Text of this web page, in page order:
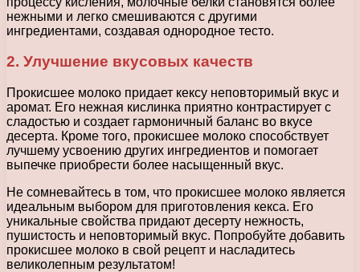
нежными и легко смешиваются с другими
ингредиентами, создавая однородное тесто.
2. Улучшение вкусовых качеств
Прокисшее молоко придает кексу неповторимый вкус и
аромат. Его нежная кислинка приятно контрастирует с
сладостью и создает гармоничный баланс во вкусе
десерта. Кроме того, прокисшее молоко способствует
лучшему усвоению других ингредиентов и помогает
выпечке приобрести более насыщенный вкус.
Не сомневайтесь в том, что прокисшее молоко является
идеальным выбором для приготовления кекса. Его
уникальные свойства придают десерту нежность,
пушистость и неповторимый вкус. Попробуйте добавить
прокисшее молоко в свой рецепт и насладитесь
великолепным результатом!